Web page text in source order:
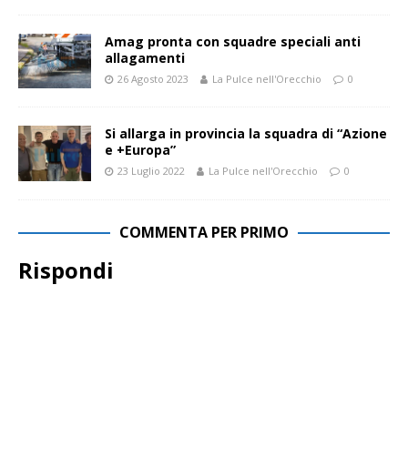
Amag pronta con squadre speciali anti
allagamenti
26 Agosto 2023 La Pulce nell'Orecchio 0
Si allarga in provincia la squadra di “Azione
e +Europa”
23 Luglio 2022 La Pulce nell'Orecchio 0
COMMENTA PER PRIMO
Rispondi